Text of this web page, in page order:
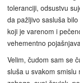
toleranciji, odsustvu
da pažljivo sasluša
koji je varenom i
vehementno
Velim, čudom sam se
sluša u svakom smislu